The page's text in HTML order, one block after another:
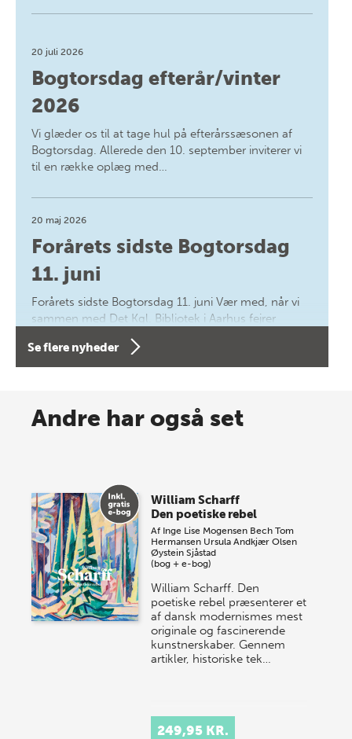
20 juli 2026
Bogtorsdag efterår/vinter
2026
Vi glæder os til at tage hul på efterårssæsonen af
Bogtorsdag. Allerede den 10. september inviterer vi
til en række oplæg med…
20 maj 2026
Forårets sidste Bogtorsdag
11. juni
Forårets sidste Bogtorsdag 11. juni Vær med, når vi
sammen med Det Kgl. Bibliotek i Aarhus fejrer
forfatterne bag vores nyes…
Spar op til 70% til sommer-
store sommer-lagersalg, så sæt kryds i kalenderen
onsdag den 10. j…
Se flere nyheder
Andre har også set
William Scharff
Den poetiske rebel
Af Inge Lise Mogensen Bech Tom
Hermansen Ursula Andkjær Olsen
Øystein Sjåstad
(bog + e-bog)
William Scharff. Den
poetiske rebel præsenterer et
af dansk modernismes mest
originale og fascinerende
kunstnerskaber. Gennem
artikler, historiske tek…
249,95 KR.